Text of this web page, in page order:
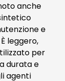
anche
e
leggero,
per
durata e
agenti